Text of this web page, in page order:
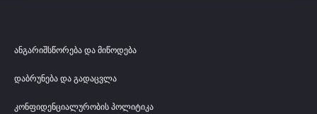
ანგარიშსწორება და მიწოდება
დაბრუნება და გადაცვლა
კონფიდენციალურობის პოლიტიკა